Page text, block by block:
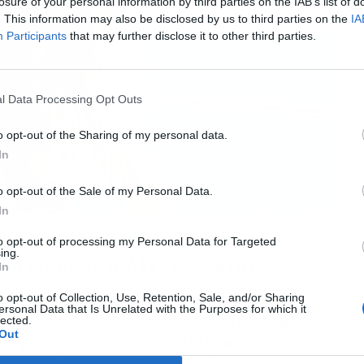
This information may also be disclosed by us to third parties on the
Participants that may further disclose it to other third parties.
Data Processing Opt Outs
opt-out of the Sharing of my personal data.
opt-out of the Sale of my Personal Data.
opt-out of processing my Personal Data for Targeted
opt-out of Collection, Use, Retention, Sale, and/or Sharing
Data that Is Unrelated with the Purposes for which it
conoció a Álvaro Morata
de que él la contactara por Instagram,
ver sus fotos. "
Comenzó a hablar con
para ver si nos presentaban